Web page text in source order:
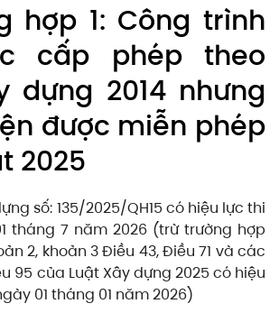
hợp 1: Công trình
cấp phép theo
dựng 2014 nhưng
được miễn phép
2025
số: 135/2025/QH15 có hiệu lực thi
tháng 7 năm 2026 (trừ trường hợp
2, khoản 3 Điều 43, Điều 71 và các
95 của Luật Xây dựng 2025 có hiệu
01 tháng 01 năm 2026)